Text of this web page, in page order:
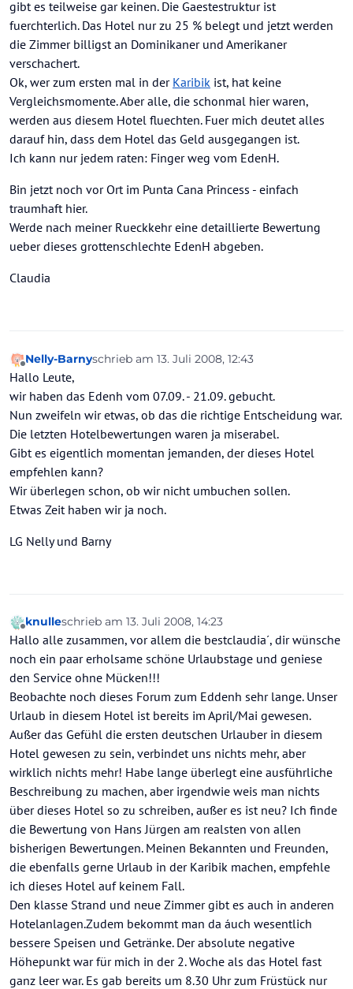
gibt es teilweise gar keinen. Die Gaestestruktur ist
fuerchterlich. Das Hotel nur zu 25 % belegt und jetzt werden
die Zimmer billigst an Dominikaner und Amerikaner
verschachert.
Ok, wer zum ersten mal in der Karibik ist, hat keine
Vergleichsmomente. Aber alle, die schonmal hier waren,
werden aus diesem Hotel fluechten. Fuer mich deutet alles
darauf hin, dass dem Hotel das Geld ausgegangen ist.
Ich kann nur jedem raten: Finger weg vom EdenH.
Bin jetzt noch vor Ort im Punta Cana Princess - einfach
traumhaft hier.
Werde nach meiner Rueckkehr eine detaillierte Bewertung
ueber dieses grottenschlechte EdenH abgeben.
Claudia
Offline
Nelly-Barnyschrieb am 13. Juli 2008, 12:43
zuletzt editiert von
Hallo Leute,
wir haben das Edenh vom 07.09. - 21.09. gebucht.
Nun zweifeln wir etwas, ob das die richtige Entscheidung war.
Die letzten Hotelbewertungen waren ja miserabel.
Gibt es eigentlich momentan jemanden, der dieses Hotel
empfehlen kann?
Wir überlegen schon, ob wir nicht umbuchen sollen.
Etwas Zeit haben wir ja noch.
LG Nelly und Barny
Offline
knulleschrieb am 13. Juli 2008, 14:23
zuletzt editiert von
Hallo alle zusammen, vor allem die bestclaudia´, dir wünsche
noch ein paar erholsame schöne Urlaubstage und geniese
den Service ohne Mücken!!!
Beobachte noch dieses Forum zum Eddenh sehr lange. Unser
Urlaub in diesem Hotel ist bereits im April/Mai gewesen.
Außer das Gefühl die ersten deutschen Urlauber in diesem
Hotel gewesen zu sein, verbindet uns nichts mehr, aber
wirklich nichts mehr! Habe lange überlegt eine ausführliche
Beschreibung zu machen, aber irgendwie weis man nichts
über dieses Hotel so zu schreiben, außer es ist neu? Ich finde
die Bewertung von Hans Jürgen am realsten von allen
bisherigen Bewertungen. Meinen Bekannten und Freunden,
die ebenfalls gerne Urlaub in der Karibik machen, empfehle
ich dieses Hotel auf keinem Fall.
Den klasse Strand und neue Zimmer gibt es auch in anderen
Hotelanlagen.Zudem bekommt man da áuch wesentlich
bessere Speisen und Getränke. Der absolute negative
Höhepunkt war für mich in der 2. Woche als das Hotel fast
ganz leer war. Es gab bereits um 8.30 Uhr zum Früstück nur